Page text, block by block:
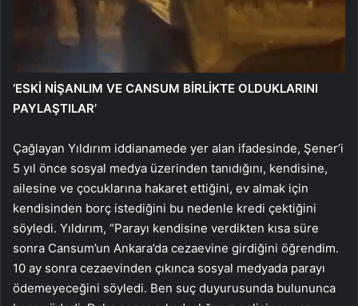
‘ESKİ NİŞANLIM VE CANSUM BİRLİKTE OLDUKLARINI
PAYLAŞTILAR’
Çağlayan Yıldırım iddianamede yer alan ifadesinde, Şener’i
5 yıl önce sosyal medya üzerinden tanıdığını, kendisine,
ailesine ve çocuklarına hakaret ettiğini, ev almak için
kendisinden borç istediğini bu nedenle kredi çektiğini
söyledi. Yıldırım, “Parayı kendisine verdikten kısa süre
sonra Cansum’un Ankara’da cezaevine girdiğini öğrendim.
10 ay sonra cezaevinden çıkınca sosyal medyada parayı
ödemeyeceğini söyledi. Ben suç duyurusunda bulununca